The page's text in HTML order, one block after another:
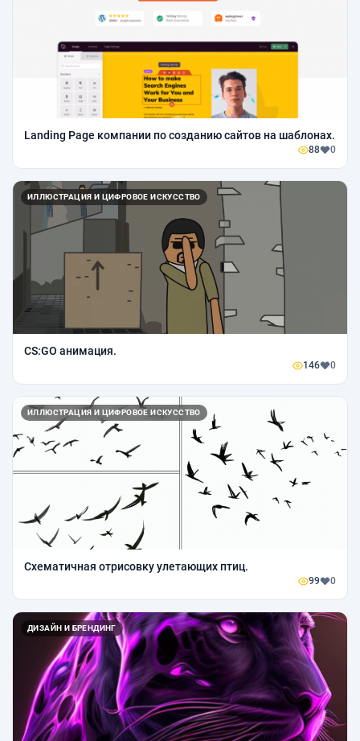
Landing Page компании по созданию сайтов на шаблонах.
88 0
ИЛЛЮСТРАЦИЯ И ЦИФРОВОЕ ИСКУССТВО
CS:GO анимация.
146 0
ИЛЛЮСТРАЦИЯ И ЦИФРОВОЕ ИСКУССТВО
Схематичная отрисовку улетающих птиц.
99 0
ДИЗАЙН И БРЕНДИНГ